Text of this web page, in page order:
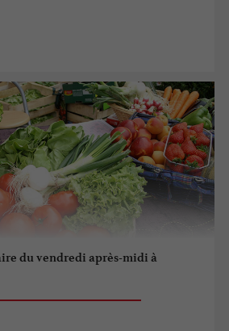
du vendredi après-midi à